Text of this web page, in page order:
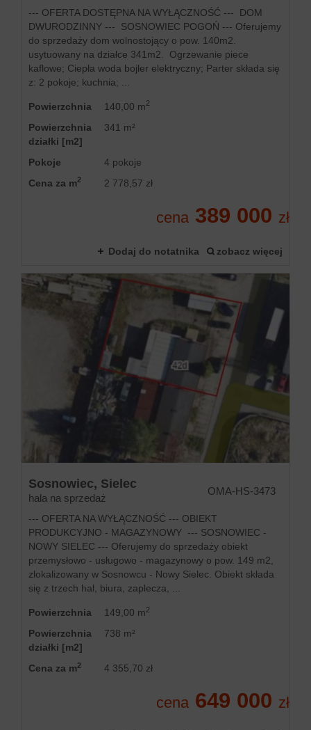
--- OFERTA DOSTĘPNA NA WYŁĄCZNOŚĆ --- DOM
DWURODZINNY --- SOSNOWIEC POGOŃ --- Oferujemy
do sprzedaży dom wolnostojący o pow. 140m2.
usytuowany na działce 341m2. Ogrzewanie piece
kaflowe; Ciepła woda bojler elektryczny; Parter składa się
z: 2 pokoje; kuchnia; ...
Powierzchnia 140,00 m2
Powierzchnia
działki [m2]
341 m²
Pokoje
4 pokoje
Cena za m2 2 778,57 zł
cena 389 000 zł
Dodaj do notatnika zobacz więcej
Sosnowiec, Sielec
hala na sprzedaż
OMA-HS-3473
--- OFERTA NA WYŁĄCZNOŚĆ --- OBIEKT
PRODUKCYJNO - MAGAZYNOWY --- SOSNOWIEC -
NOWY SIELEC --- Oferujemy do sprzedaży obiekt
przemysłowo - usługowo - magazynowy o pow. 149 m2,
zlokalizowany w Sosnowcu - Nowy Sielec. Obiekt składa
się z trzech hal, biura, zaplecza, ...
Powierzchnia 149,00 m2
Powierzchnia
działki [m2]
738 m²
Cena za m2 4 355,70 zł
cena 649 000 zł